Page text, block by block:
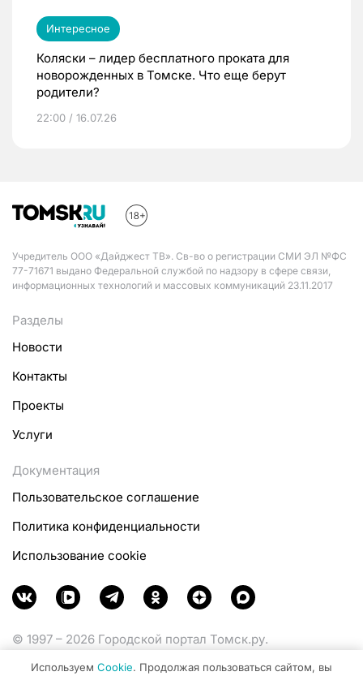
Интересное
Коляски – лидер бесплатного проката для
новорожденных в Томске. Что еще берут
родители?
22:00 / 16.07.26
Учредитель ООО «Дайджест ТВ». Св-во о регистрации СМИ ЭЛ №ФС
77-71671 выдано Федеральной службой по надзору в сфере связи,
информационных технологий и массовых коммуникаций 23.11.2017
Разделы
Новости
Контакты
Проекты
Услуги
Документация
Пользовательское соглашение
Политика конфиденциальности
Использование cookie
© 1997 – 2026 Городской портал Томск.ру.
Используем Cookie. Продолжая пользоваться сайтом, вы